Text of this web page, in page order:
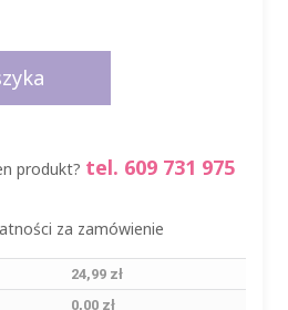
94,99 zł
produkt? tel. 609 731 975
24,99 zł
0,00 zł